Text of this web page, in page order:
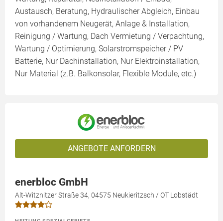
Austausch, Beratung, Hydraulischer Abgleich, Einbau
von vorhandenem Neugerät, Anlage & Installation,
Reinigung / Wartung, Dach Vermietung / Verpachtung,
Wartung / Optimierung, Solarstromspeicher / PV
Batterie, Nur Dachinstallation, Nur Elektroinstallation,
Nur Material (z.B. Balkonsolar, Flexible Module, etc.)
ANGEBOTE ANFORDERN
enerbloc GmbH
Alt-Witznitzer Straße 34, 04575 Neukieritzsch / OT Lobstädt